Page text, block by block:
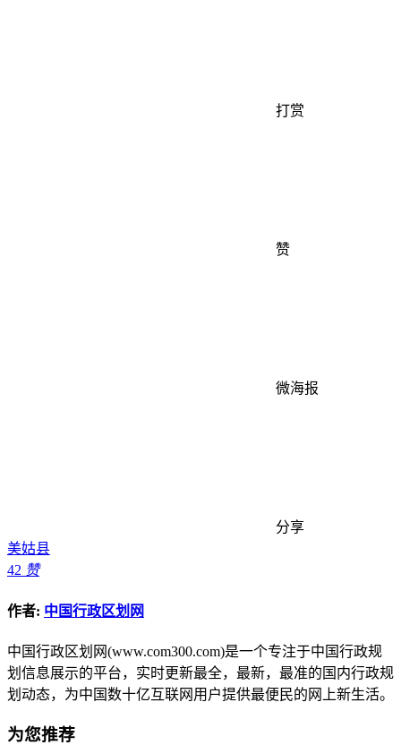
打赏
赞
微海报
分享
美姑县
42 赞
作者: 中国行政区划网
中国行政区划网(www.com300.com)是一个专注于中国行政规
划信息展示的平台，实时更新最全，最新，最准的国内行政规
划动态，为中国数十亿互联网用户提供最便民的网上新生活。
为您推荐